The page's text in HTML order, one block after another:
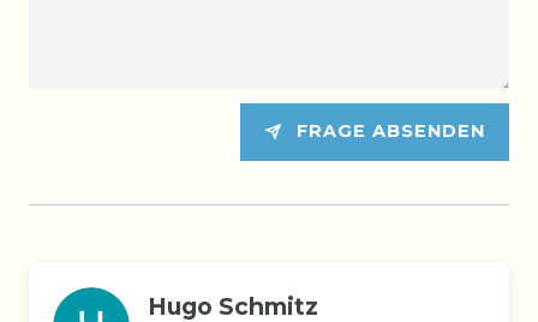
FRAGE ABSENDEN
Hugo Schmitz